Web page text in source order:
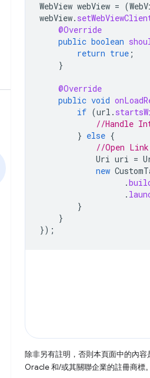
WebView webView = (
webView.
@Override
public boolean
return true ;
}
@Override
public void
if (url .
//Handle
} else {
//Open
Uri uri =
new
.
.
}
}
});
除非另有註明，否則本頁面中的內容
Oracle 和/或其關聯企業的註冊商標。